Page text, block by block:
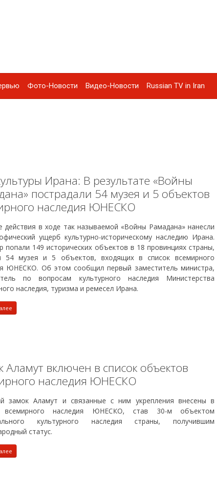
Фото-Новости Видео-Новости Russian TV in Iran
Ирана: В результате «Войны
пострадали 54 музея и 5 объектов
наследия ЮНЕСКО
действия в ходе так называемой «Войны Рамадана» нанесли
ущерб культурно-историческому наследию Ирана.
попали 149 исторических объектов в 18 провинциях страны,
54 музея и 5 объектов, входящих в список всемирного
ЮНЕСКО. Об этом сообщил первый заместитель министра,
по вопросам культурного наследия Министерства
наследия, туризма и ремесел Ирана.
Аламут включен в список объектов
наследия ЮНЕСКО
замок Аламут и связанные с ним укрепления внесены в
всемирного наследия ЮНЕСКО, став 30-м объектом
культурного наследия страны, получившим
статус.